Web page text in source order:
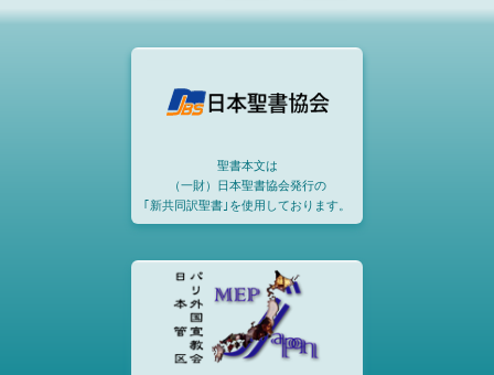
聖書本文は
（一財）日本聖書協会発行の
｢新共同訳聖書｣を使用しております。